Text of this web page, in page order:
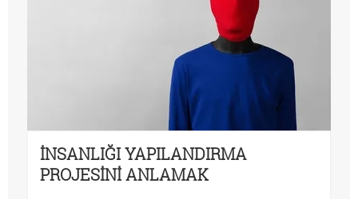
İNSANLIĞI YAPILANDIRMA
PROJESİNİ ANLAMAK